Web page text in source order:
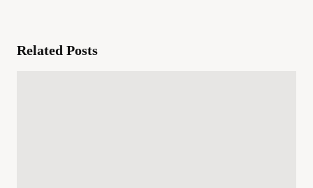
Related Posts